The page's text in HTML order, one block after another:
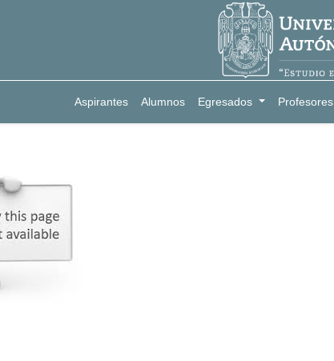
Aspirantes Alumnos Egresados Profesores